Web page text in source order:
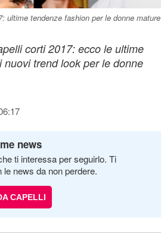
ultime tendenze fashion per le donne mature
corti 2017: ecco le ultime
nuovi trend look per le donne
news
ti interessa per seguirlo. Ti
news da non perdere.
CAPELLI